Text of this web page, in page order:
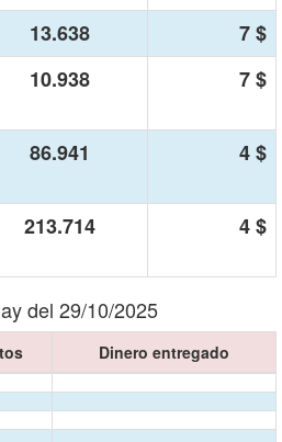
13.638
7 $
10.938 7 $
86.941 4 $
213.714 4 $
del 29/10/2025
Dinero entregado